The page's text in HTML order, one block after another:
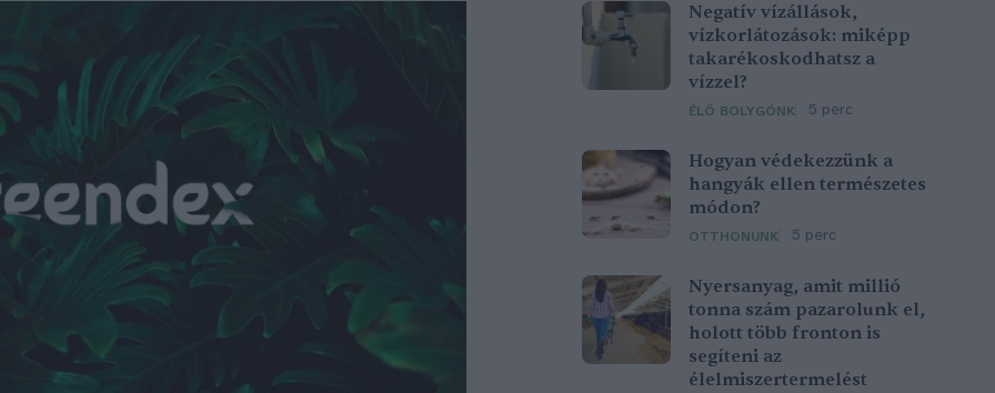
Negatív vízállások,
vízkorlátozások: miképp
takarékoskodhatsz a
vízzel?
ÉLŐ BOLYGÓNK 5 perc
Hogyan védekezzünk a
hangyák ellen természetes
módon?
OTTHONUNK 5 perc
Nyersanyag, amit millió
tonna szám pazarolunk el,
holott több fronton is
segíteni az
élelmiszertermelést